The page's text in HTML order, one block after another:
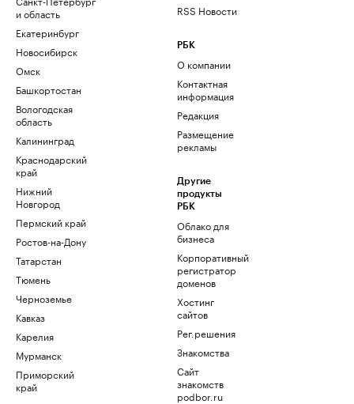
и область
Екатеринбург
Новосибирск
Омск
Башкортостан
Вологодская
область
Калининград
Краснодарский
край
Нижний
Новгород
Пермский край
Ростов-на-Дону
Татарстан
Тюмень
Черноземье
Кавказ
Карелия
Мурманск
Приморский
край
RSS Новости
РБК
О компании
Контактная
информация
Редакция
Размещение
рекламы
Другие
продукты
РБК
Облако для
бизнеса
Корпоративный
регистратор
доменов
Хостинг
сайтов
Рег.решения
Знакомства
Сайт
знакомств
podbor.ru